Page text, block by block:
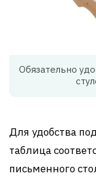
Обязательно
Для удобства
таблица
письменного